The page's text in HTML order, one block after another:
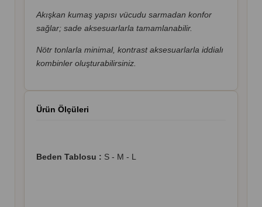
Akışkan kumaş yapısı vücudu sarmadan konfor
sağlar; sade aksesuarlarla tamamlanabilir.
Nötr tonlarla minimal, kontrast aksesuarlarla iddialı
kombinler oluşturabilirsiniz.
Ürün Ölçüleri
Beden Tablosu : S - M - L